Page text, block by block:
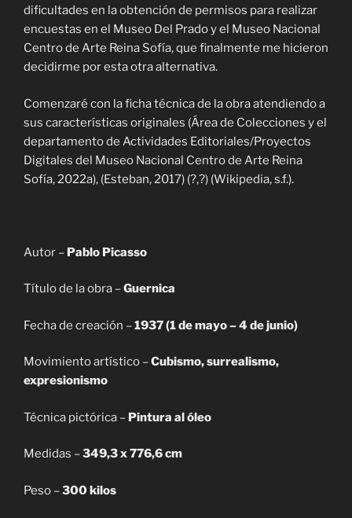
dificultades en la obtención de permisos para realizar
encuestas en el Museo Del Prado y el Museo Nacional
Centro de Arte Reina Sofía, que finalmente me hicieron
decidirme por esta otra alternativa.
Comenzaré con la ficha técnica de la obra atendiendo a
sus características originales (Área de Colecciones y el
departamento de Actividades Editoriales/Proyectos
Digitales del Museo Nacional Centro de Arte Reina
Sofía, 2022a), (Esteban, 2017) (?,?) (Wikipedia, s.f.).
Autor – Pablo Picasso
Título de la obra –Guernica
Fecha de creación –1937 (1 de mayo – 4 de junio)
Movimiento artístico –Cubismo, surrealismo,
expresionismo
Técnica pictórica – Pintura al óleo
Medidas –349,3 x 776,6 cm
Peso –300 kilos